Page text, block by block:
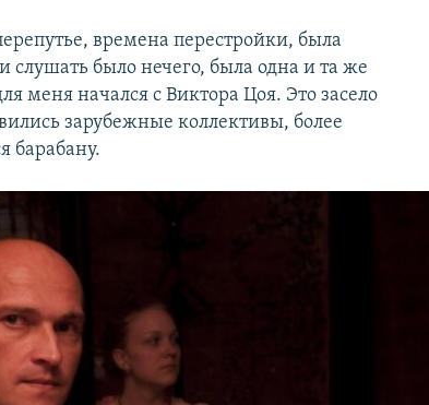
времена перестройки, была
слушать было нечего, была одна и та же
меня начался с Виктора Цоя. Это засело
зарубежные коллективы, более
барабану.